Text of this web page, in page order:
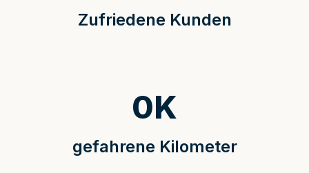
Zufriedene Kunden
gefahrene Kilometer
0K